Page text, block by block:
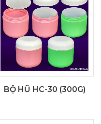
BỘ HŨ HC-30 (300G)